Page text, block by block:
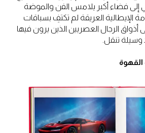
إلى فضاء أكبر يلامس الفن والموضة
الإيطالية العريقة لم تكتفِ بسباقات
أذواق الرجال العصريين الذين يرون فيها
وسيلة تنقل.